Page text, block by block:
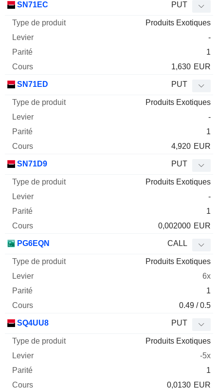
SN71EC PUT
Produits Exotiques
-
1
1,630 EUR
SN71ED PUT
Produits Exotiques
-
1
4,920 EUR
SN71D9 PUT
Produits Exotiques
-
1
0,002000 EUR
PG6EQN CALL
Produits Exotiques
6x
1
0.49 / 0.5
SQ4UU8 PUT
Produits Exotiques
-5x
1
0,0130 EUR